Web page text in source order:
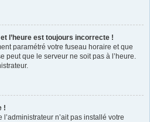
l’heure est toujours incorrecte !
paramétré votre fuseau horaire et que
peut que le serveur ne soit pas à l’heure.
!
n’ait pas installé votre